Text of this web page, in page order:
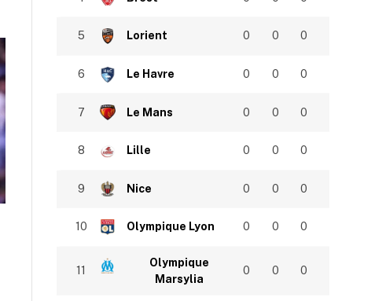
5 Lorient 0 0 0
6 Le Havre 0 0 0
7 Le Mans 0 0 0
8 Lille 0 0 0
9 Nice 0 0 0
10 Olympique Lyon 0 0 0
11
Olympique
Marsylia
0 0 0